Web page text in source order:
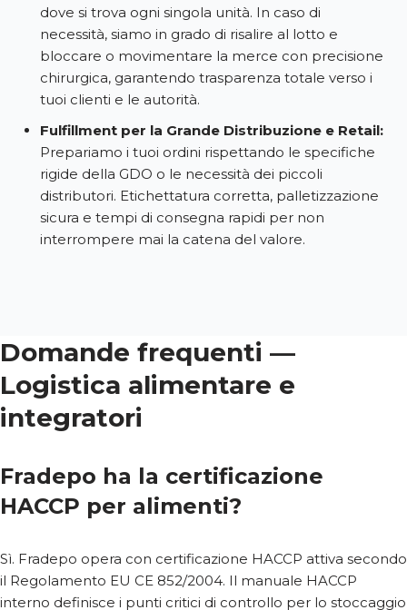
dove si trova ogni singola unità. In caso di
necessità, siamo in grado di risalire al lotto e
bloccare o movimentare la merce con precisione
chirurgica, garantendo trasparenza totale verso i
tuoi clienti e le autorità.
Fulfillment per la Grande Distribuzione e Retail:
Prepariamo i tuoi ordini rispettando le specifiche
rigide della GDO o le necessità dei piccoli
distributori. Etichettatura corretta, palletizzazione
sicura e tempi di consegna rapidi per non
interrompere mai la catena del valore.
Domande frequenti —
Logistica alimentare e
integratori
Fradepo ha la certificazione
HACCP per alimenti?
Sì. Fradepo opera con certificazione HACCP attiva secondo
il Regolamento EU CE 852/2004. Il manuale HACCP
interno definisce i punti critici di controllo per lo stoccaggio